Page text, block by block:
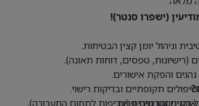
(ישפרו סנטר)!
וניהול יומן קצין הבטיחות.
(רישיונות, טפסים, דוחות תאונה).
והפקת אישורים.
תקופתיים ובדיקות רישוי.
וגורמים פנים.
אדמיניסטרטיבית (עדיפות לתחום התעבורה).